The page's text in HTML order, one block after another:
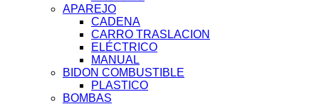
APAREJO
CADENA
CARRO TRASLACION
ELÉCTRICO
MANUAL
BIDON COMBUSTIBLE
PLASTICO
BOMBAS